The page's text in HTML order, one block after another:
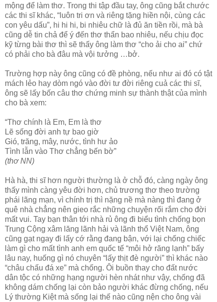
mộng để làm thơ. Trong thi tập đầu tay, ông cũng bắt chước
các thi sĩ khác, “luôn tri ơn và riêng tặng hiền nội, cùng các
con yêu dấu”, hi hi hi, bi nhiêu chữ là đủ ăn tiền rồi, mà bà
cũng dễ tin chả để ý đến thơ thẩn bao nhiêu, nếu chịu đọc
kỹ từng bài thơ thì sẽ thấy ông làm thơ “cho ải cho ai” chứ
có phải cho bà đâu mà vội tưởng …bở.
Trường hợp này ông cũng có đề phòng, nếu như ai đó có tật
mách lẻo hay dòm ngó vào đời tư đời riêng cuả các thi sĩ,
ông sẽ lấy bốn câu thơ chứng minh sự thành thật của mình
cho bà xem:
“Thơ chính là Em, Em là thơ
Lẽ sống đời anh tự bao giờ
Gió, trăng, mây, nước, tình hư ảo
Tình lẫn vào Thơ chẳng bến bờ”
(thơ NN)
Hà hà, thi sĩ hơn người thường là ở chỗ đó, càng ngày ông
thấy mình càng yêu đời hơn, chủ trương thơ theo trường
phái lãng mạn, vì chính trị thì nặng nề mà nàng thì đang ở
quê nhà chẳng nên gieo rắc những chuyện rối rắm cho đời
mất vui. Tay bạn thân tới nhà rủ ông đi biểu tình chống bọn
Trung Cộng xâm lăng lãnh hải và lãnh thổ Việt Nam, ông
cũng gạt ngay đi lấy cớ rằng đang bận, với lại chống chiếc
làm gì cho mất tình anh em quốc tế “môi hở răng lạnh” bấy
lâu nay, huống gì nó chuyên “lấy thịt đè người” thì khác nào
“châu chấu đá xe” mà chống. Ôi buồn thay cho đất nước
dân tộc có những hạng người hèn nhát như vậy, chống đã
không dám chống lại còn bảo người khác đừng chống, nếu
Lý thường Kiệt mà sống lại thế nào cũng nện cho ông vài